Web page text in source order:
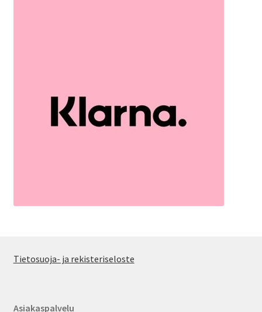
Tietosuoja- ja rekisteriseloste
Asiakaspalvelu